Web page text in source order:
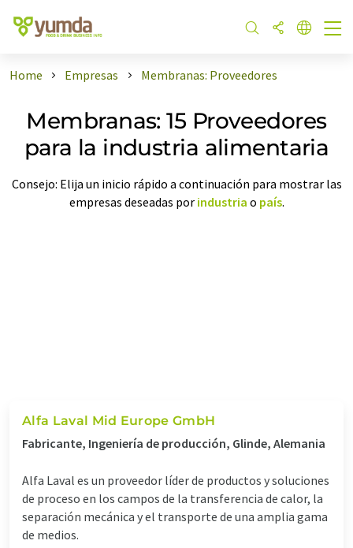
Home Empresas Membranas: Proveedores
Membranas: 15 Proveedores
para la industria alimentaria
Consejo: Elija un inicio rápido a continuación para mostrar las
empresas deseadas por industria o país.
Alfa Laval Mid Europe GmbH
Fabricante, Ingeniería de producción, Glinde, Alemania
Alfa Laval es un proveedor líder de productos y soluciones
de proceso en los campos de la transferencia de calor, la
separación mecánica y el transporte de una amplia gama
de medios.